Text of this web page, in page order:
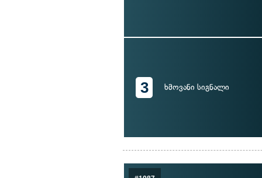
3 ხმოვანი სიგნალი